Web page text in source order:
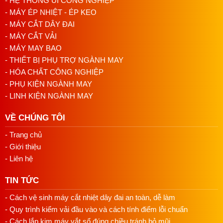
khi cần thiết cho buổi tiệc cho các người thân trong gia đình.
Silver Star SR-5000 thiết kế gọn nhẹ với kích thước 560 x
325 x 370 mm, trọng lượng 8.5kg, dễ sử dụng, dễ dàng di
chuyển, tăng hiệu quả công việc, giúp bạn tiết kiệm được
nhiều công sức và thời gian của mình.
>> Xem thêm: Bàn ủi hơi nước
3. Hướng dẫn, lưu ý khi sử dụng bàn ủi
- MÁY ÉP NHIỆT - ÉP KEO
- MÁY CẮT DÂY ĐAI
- MÁY CẮT VẢI
- MÁY MAY BAO
- THIẾT BỊ PHỤ TRỢ NGÀNH MAY
- HÓA CHẤT CÔNG NGHIỆP
- PHỤ KIỆN NGÀNH MAY
- LINH KIỆN NGÀNH MAY
VỀ CHÚNG TÔI
- Trang chủ
- Giới thiệu
- Liên hệ
TIN TỨC
- Cách vệ sinh máy cắt nhiệt dây đai an toàn, dễ làm
- Quy trình kiểm vải đầu vào và cách tính điểm lỗi chuẩn